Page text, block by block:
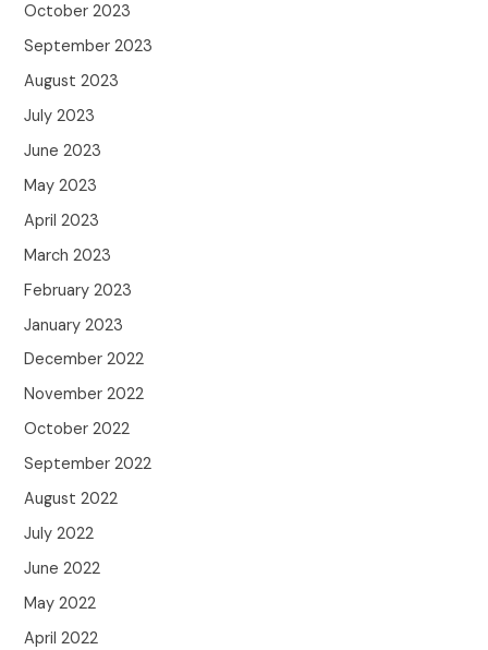
October 2023
September 2023
August 2023
July 2023
June 2023
May 2023
April 2023
March 2023
February 2023
January 2023
December 2022
November 2022
October 2022
September 2022
August 2022
July 2022
June 2022
May 2022
April 2022